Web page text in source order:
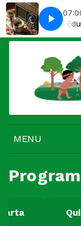
Musical
MENU